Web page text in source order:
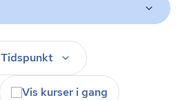
Tidspunkt
Vis kurser i gang